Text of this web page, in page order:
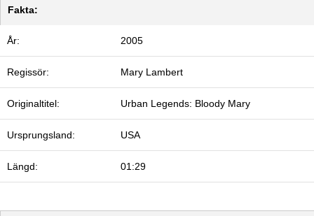
Fakta:
År: 2005
Regissör: Mary Lambert
Originaltitel: Urban Legends: Bloody Mary
Ursprungsland: USA
Längd: 01:29